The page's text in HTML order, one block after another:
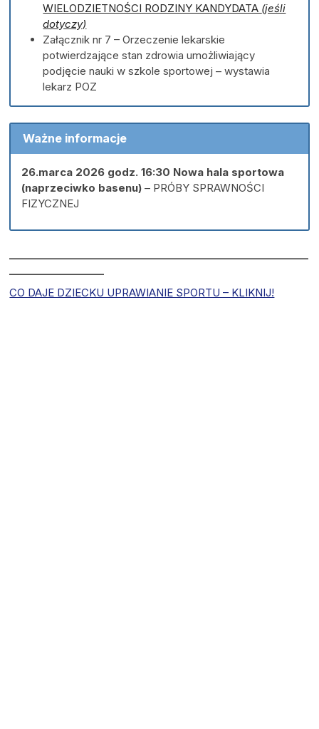
WIELODZIETNOŚCI RODZINY KANDYDATA (jeśli
dotyczy)
Załącznik nr 7 – Orzeczenie lekarskie
potwierdzające stan zdrowia umożliwiający
podjęcie nauki w szkole sportowej – wystawia
lekarz POZ
Ważne informacje
26.marca 2026 godz. 16:30 Nowa hala sportowa
(naprzeciwko basenu)– PRÓBY SPRAWNOŚCI
FIZYCZNEJ
CO DAJE DZIECKU UPRAWIANIE SPORTU – KLIKNIJ!